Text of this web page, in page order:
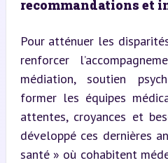
recommandations et
Pour atténuer les
renforcer
médiation, soutien
former les équipes
attentes, croyances et
développé ces dernières
santé » où cohabitent